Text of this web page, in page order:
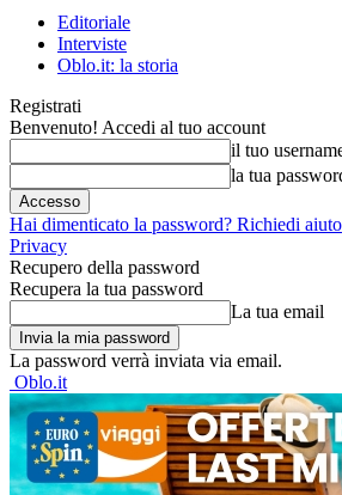
Editoriale
Interviste
Oblo.it: la storia
Registrati
Benvenuto! Accedi al tuo account
il tuo
la tua
Hai dimenticato la password? Richiedi aiuto
Privacy
Recupero della password
Recupera la tua password
La tua email
La password verrà inviata via email.
Oblo.it